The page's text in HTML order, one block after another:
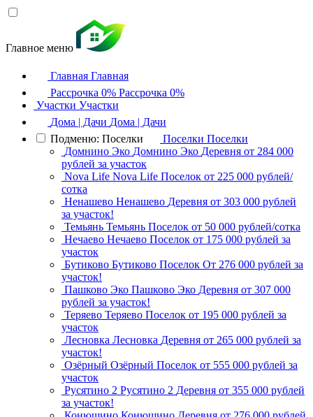
Главное меню
Главная Главная
Рассрочка 0% Рассрочка 0%
Участки Участки
Дома | Дачи Дома | Дачи
Подменю: Поселки
Поселки Поселки
Домнино Эко Домнино Эко Деревня от 284 000
рублей за участок
Nova Life Nova Life Поселок от 225 000 рублей/
сотка
Ненашево Ненашево Деревня от 303 000 рублей
за участок!
Темьянь Темьянь Поселок от 50 000 рублей/сотка
Нечаево Нечаево Поселок от 175 000 рублей за
участок
Бутиково Бутиково Поселок От 276 000 рублей за
участок!
Пашково Эко Пашково Эко Деревня от 307 000
рублей за участок!
Теряево Теряево Поселок от 195 000 рублей за
участок
Лесновка Лесновка Деревня от 265 000 рублей за
участок!
Озёрный Озёрный Поселок от 555 000 рублей за
участок
Русятино 2 Русятино 2 Деревня от 355 000 рублей
за участок!